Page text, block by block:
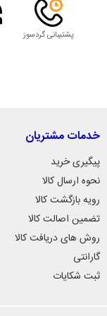
پشتیبانی گردسوز
خدمات مشتریان
پیگیری خرید
نحوه ارسال کالا
رویه بازگشت کالا
تضمین اصالت کالا
روش های دریافت کالا
گارانتی
ثبت شکایات